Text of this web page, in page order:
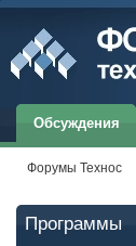
Обсуждения
Форумы Технос
Программы